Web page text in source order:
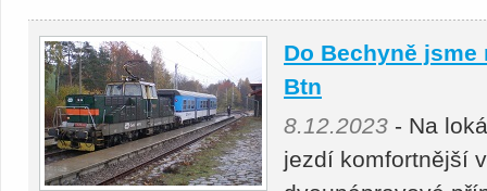
Do Bechyně
Btn
8.12.2023 - Na
jezdí komfortnější